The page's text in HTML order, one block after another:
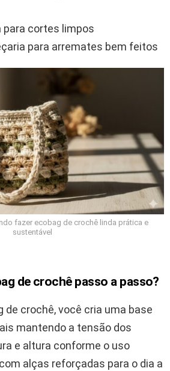
para cortes limpos
para arremates bem feitos
fazer ecobag de crochê linda prática e
sustentável
de crochê passo a passo?
de crochê, você cria uma base
mantendo a tensão dos
e altura conforme o uso
alças reforçadas para o dia a